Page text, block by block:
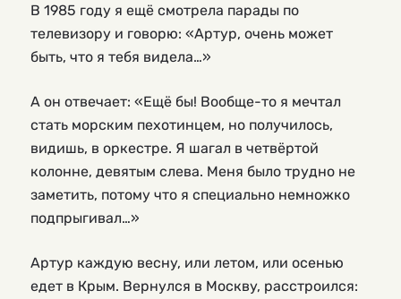
В 1985 году я ещё смотрела парады по
телевизору и говорю: «Артур, очень может
быть, что я тебя видела…»
А он отвечает: «Ещё бы! Вообще-то я мечтал
стать морским пехотинцем, но получилось,
видишь, в оркестре. Я шагал в четвёртой
колонне, девятым слева. Меня было трудно не
заметить, потому что я специально немножко
подпрыгивал…»
Артур каждую весну, или летом, или осенью
едет в Крым. Вернулся в Москву, расстроился: